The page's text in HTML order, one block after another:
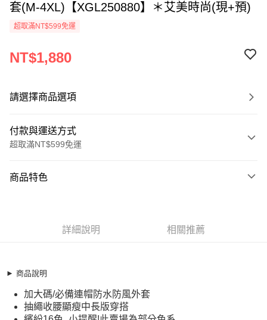
套(M-4XL)【XGL250880】＊艾美時尚(現+預)
超取滿NT$599免運
NT$1,880
請選擇商品選項
付款與運送方式
超取滿NT$599免運
信用卡一次付款
街口支付
悠遊付
全盈+PAY
商品特色
【XGL250880】
抽繩收腰顯瘦中長版穿搭
繽紛16色_小提醒!此賣場為部分色系
詳細說明 相關推薦
► 商品說明
加大碼/必備連帽防水防風外套
抽繩收腰顯瘦中長版穿搭